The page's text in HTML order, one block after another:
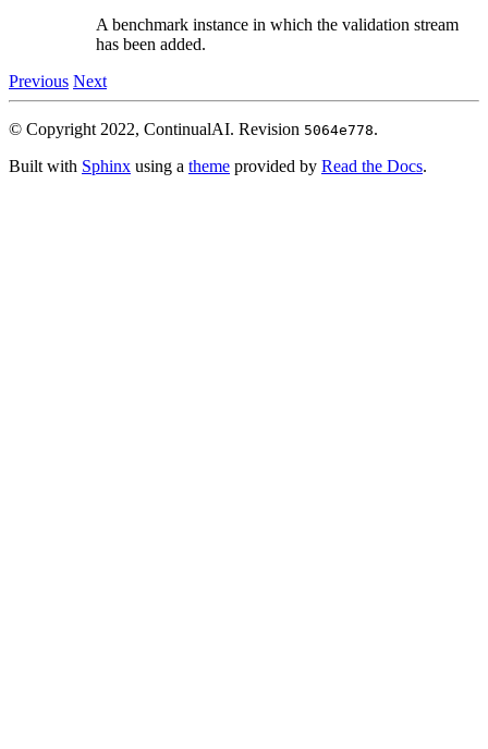
A benchmark instance in which the validation stream
has been added.
Previous Next
© Copyright 2022, ContinualAI. Revision 5064e778.
Built with Sphinx using a theme provided by Read the Docs.